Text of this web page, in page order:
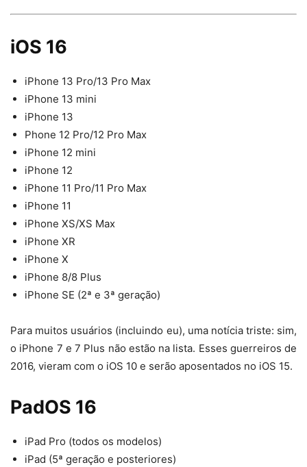
iOS 16
iPhone 13 Pro/13 Pro Max
iPhone 13 mini
iPhone 13
Phone 12 Pro/12 Pro Max
iPhone 12 mini
iPhone 12
iPhone 11 Pro/11 Pro Max
iPhone 11
iPhone XS/XS Max
iPhone XR
iPhone X
iPhone 8/8 Plus
iPhone SE (2ª e 3ª geração)
Para muitos usuários (incluindo eu), uma notícia triste: sim,
o iPhone 7 e 7 Plus não estão na lista. Esses guerreiros de
2016, vieram com o iOS 10 e serão aposentados no iOS 15.
PadOS 16
iPad Pro (todos os modelos)
iPad (5ª geração e posteriores)